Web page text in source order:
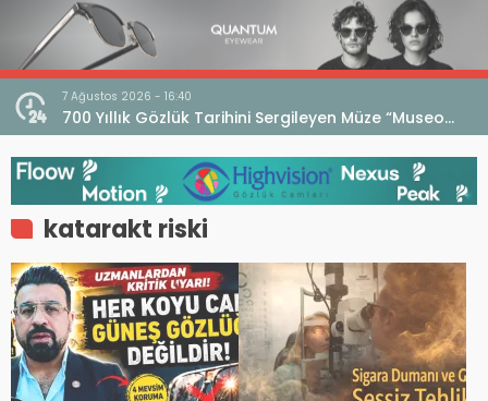
7 Ağustos 2026 - 16:40
700 Yıllık Gözlük Tarihini Sergileyen Müze “Museo
dell’Occhiale”
katarakt riski